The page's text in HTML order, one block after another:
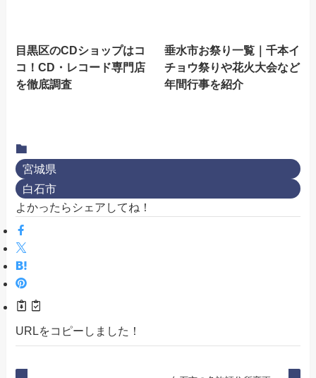
目黒区のCDショップはコ
コ！CD・レコード専門店
を徹底調査
垂水市お祭り一覧｜千本イ
チョウ祭りや花火大会など
年間行事を紹介
宮城県
白石市
よかったらシェアしてね！
URLをコピーしました！